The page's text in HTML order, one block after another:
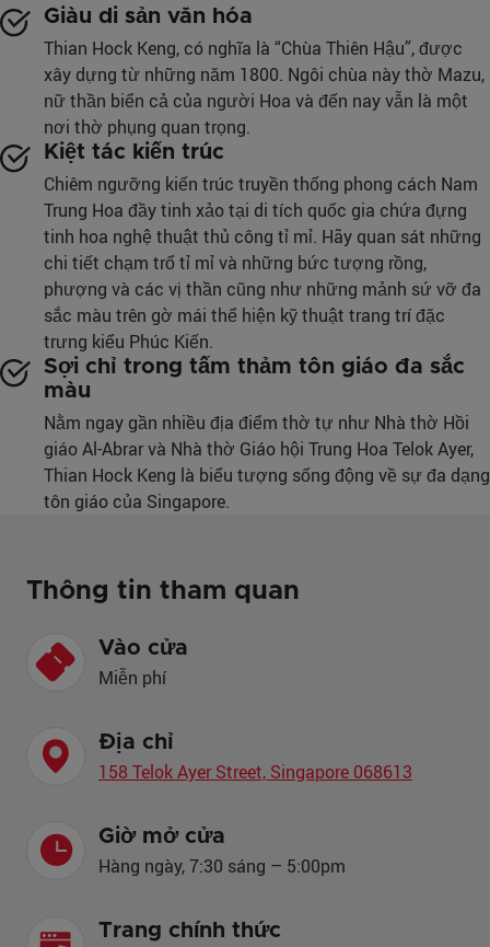
Giàu di sản văn hóa
Thian Hock Keng, có nghĩa là “Chùa Thiên Hậu”, được
xây dựng từ những năm 1800. Ngôi chùa này thờ Mazu,
nữ thần biển cả của người Hoa và đến nay vẫn là một
nơi thờ phụng quan trọng.
Kiệt tác kiến trúc
Chiêm ngưỡng kiến trúc truyền thống phong cách Nam
Trung Hoa đầy tinh xảo tại di tích quốc gia chứa đựng
tinh hoa nghệ thuật thủ công tỉ mỉ. Hãy quan sát những
chi tiết chạm trổ tỉ mỉ và những bức tượng rồng,
phượng và các vị thần cũng như những mảnh sứ vỡ đa
sắc màu trên gờ mái thể hiện kỹ thuật trang trí đặc
trưng kiểu Phúc Kiến.
Sợi chỉ trong tấm thảm tôn giáo đa sắc
màu
Nằm ngay gần nhiều địa điểm thờ tự như Nhà thờ Hồi
giáo Al-Abrar và Nhà thờ Giáo hội Trung Hoa Telok Ayer,
Thian Hock Keng là biểu tượng sống động về sự đa dạng
tôn giáo của Singapore.
Thông tin tham quan
Vào cửa
Miễn phí
Địa chỉ
158 Telok Ayer Street, Singapore 068613
Giờ mở cửa
Hàng ngày, 7:30 sáng – 5:00pm
Trang chính thức